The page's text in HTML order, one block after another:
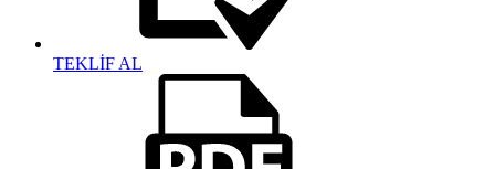
TEKLİF AL